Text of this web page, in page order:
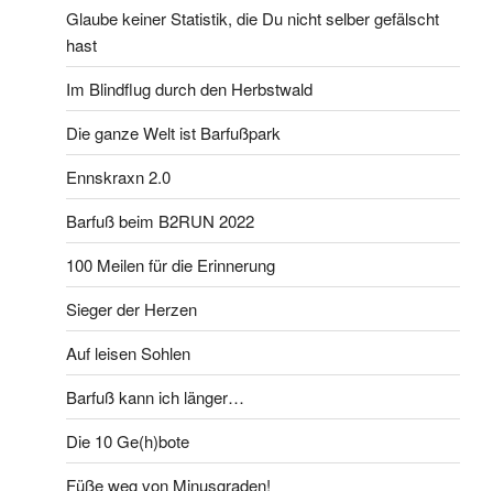
Glaube keiner Statistik, die Du nicht selber gefälscht
hast
Im Blindflug durch den Herbstwald
Die ganze Welt ist Barfußpark
Ennskraxn 2.0
Barfuß beim B2RUN 2022
100 Meilen für die Erinnerung
Sieger der Herzen
Auf leisen Sohlen
Barfuß kann ich länger…
Die 10 Ge(h)bote
Füße weg von Minusgraden!